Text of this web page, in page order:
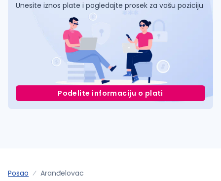
Unesite iznos plate i pogledajte prosek za vašu poziciju
Podelite informaciju o plati
Posao Aranđelovac